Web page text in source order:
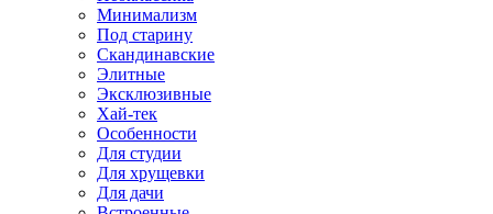
Минимализм
Под старину
Скандинавские
Элитные
Эксклюзивные
Хай-тек
Особенности
Для студии
Для хрущевки
Для дачи